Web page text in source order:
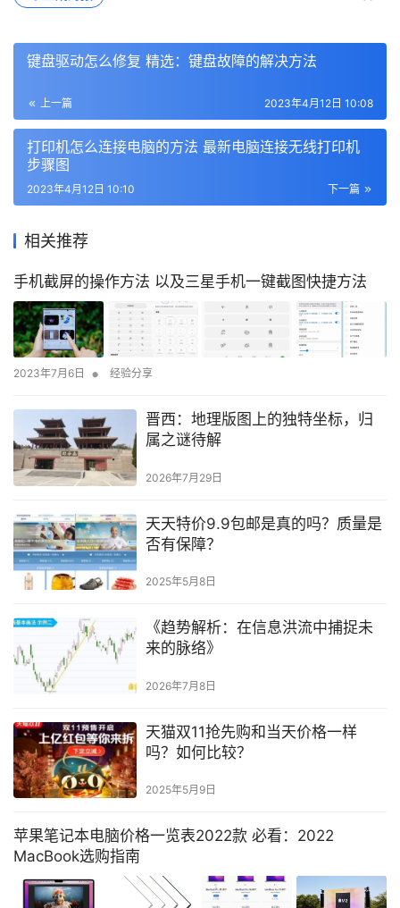
键盘驱动怎么修复 精选：键盘故障的解决方法
上一篇 2023年4月12日 10:08
打印机怎么连接电脑的方法 最新电脑连接无线打印机
步骤图
下一篇
2023年4月12日 10:10
相关推荐
手机截屏的操作方法 以及三星手机一键截图快捷方法
2023年7月6日 • 经验分享
晋西：地理版图上的独特坐标，归
属之谜待解
2026年7月29日
天天特价9.9包邮是真的吗？质量是
否有保障？
2025年5月8日
《趋势解析：在信息洪流中捕捉未
来的脉络》
2026年7月8日
天猫双11抢先购和当天价格一样
吗？如何比较？
2025年5月9日
苹果笔记本电脑价格一览表2022款 必看：2022
MacBook选购指南